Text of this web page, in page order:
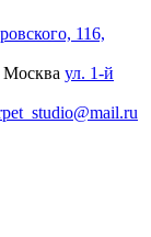
116,
ул. 1-й